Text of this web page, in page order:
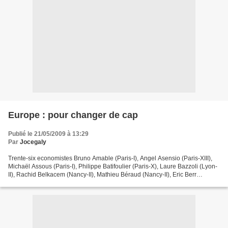
Europe : pour changer de cap
Publié le 21/05/2009 à 13:29
Par Jocegaly
Trente-six economistes Bruno Amable (Paris-I), Angel Asensio (Paris-XIII),
Michaël Assous (Paris-I), Philippe Batifoulier (Paris-X), Laure Bazzoli (Lyon-
II), Rachid Belkacem (Nancy-II), Mathieu Béraud (Nancy-II), Eric Berr